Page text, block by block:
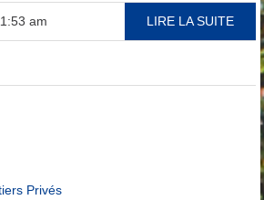
am LIRE LA SUITE
Privés